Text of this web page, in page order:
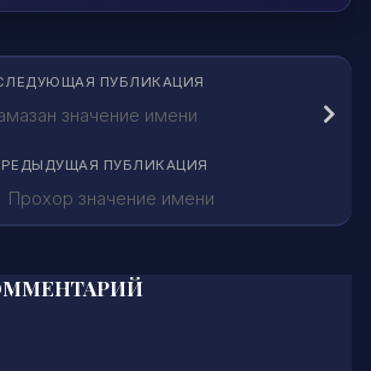
ПУБЛИКАЦИЯ
значение имени
ПУБЛИКАЦИЯ
Прохор значение имени